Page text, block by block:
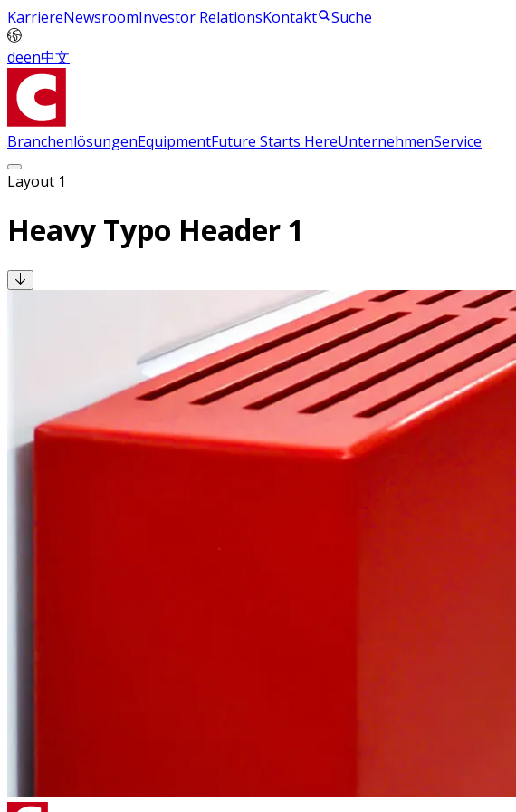
KarriereNewsroomInvestor RelationsKontakt
Suche
deen中文
BranchenlösungenEquipmentFuture Starts HereUnternehmenService
Layout 1
Heavy Typo Header 1